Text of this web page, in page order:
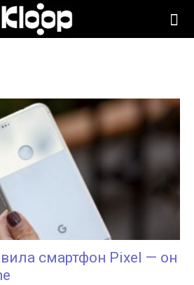
смартфон Pixel — он